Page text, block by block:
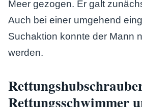
Meer gezogen. Er galt
Auch bei einer umgehend
Suchaktion konnte der Mann
werden.
Rettungsschwimmer